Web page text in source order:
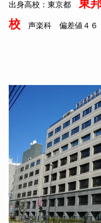
出身高校：東京都 東
校声楽科 偏差値４６